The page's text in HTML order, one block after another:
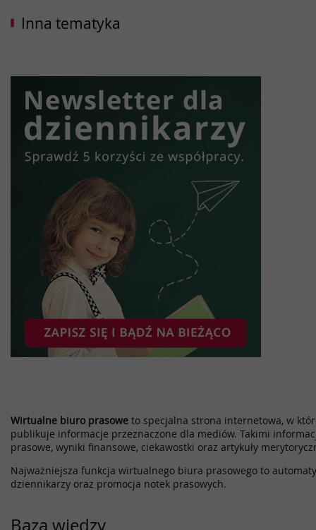
Inna tematyka
Wirtualne biuro prasowe to specjalna strona internetowa, w
publikuje informacje przeznaczone dla mediów. Takimi
prasowe, wyniki finansowe, ciekawostki oraz artykuły
Najważniejsza funkcja wirtualnego biura prasowego to
dziennikarzy oraz promocja notek prasowych.
Baza wiedzy